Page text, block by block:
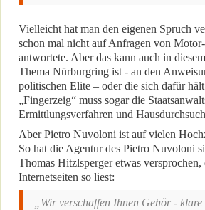
Vielleicht hat man den eigenen Spruch
schon mal nicht auf Anfragen von
antwortete. Aber das kann auch in
Thema Nürburgring ist - an den
politischen Elite – oder die sich dafür
„Fingerzeig“ muss sogar die
Ermittlungsverfahren und
Aber Pietro Nuvoloni ist auf vielen
So hat die Agentur des Pietro Nuvoloni
Thomas Hitzlsperger etwas versprochen,
Internetseiten so liest:
„Wir verschaffen Ihnen Gehör -